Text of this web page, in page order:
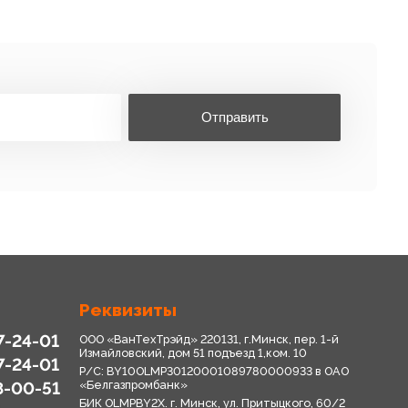
Отправить
24-01
24-01
00-51
Реквизиты
ООО «ВанТехТрэйд» 220131, г.Минск, пер. 1-й
Измайловский, дом 51 подъезд 1,ком. 10
Р/С: BY10OLMP30120001089780000933 в OАО
«Белгазпромбанк»
БИК OLMPBY2X. г. Минск, ул. Притыцкого, 60/2